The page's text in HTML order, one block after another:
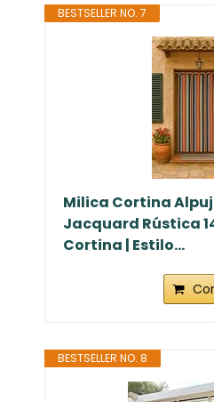
BESTSELLER NO. 7
Milica Cortina
Jacquard Rústica
Cortina | Estilo...
BESTSELLER NO. 8